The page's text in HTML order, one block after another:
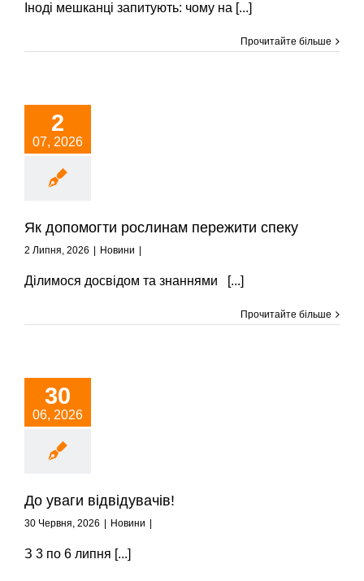
Іноді мешканці запитують: чому на [...]
Прочитайте більше
2
07, 2026
Як допомогти рослинам пережити спеку
2 Липня, 2026 Новини
Ділимося досвідом та знаннями [...]
Прочитайте більше
30
06, 2026
До уваги відвідувачів!
30 Червня, 2026 Новини
З 3 по 6 липня [...]